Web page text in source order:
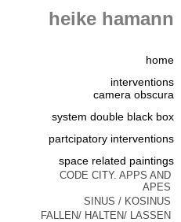
heike hamann
home
interventions
camera obscura
system double black box
partcipatory interventions
space related paintings
CODE CITY. APPS AND
APES
SINUS / KOSINUS
FALLEN/ HALTEN/ LASSEN